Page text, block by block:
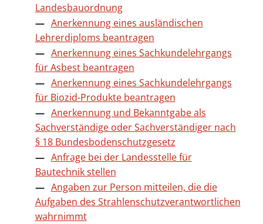
Landesbauordnung
Anerkennung eines ausländischen
Lehrerdiploms beantragen
Anerkennung eines Sachkundelehrgangs
für Asbest beantragen
Anerkennung eines Sachkundelehrgangs
für Biozid-Produkte beantragen
Anerkennung und Bekanntgabe als
Sachverständige oder Sachverständiger nach
§ 18 Bundesbodenschutzgesetz
Anfrage bei der Landesstelle für
Bautechnik stellen
Angaben zur Person mitteilen, die die
Aufgaben des Strahlenschutzverantwortlichen
wahrnimmt